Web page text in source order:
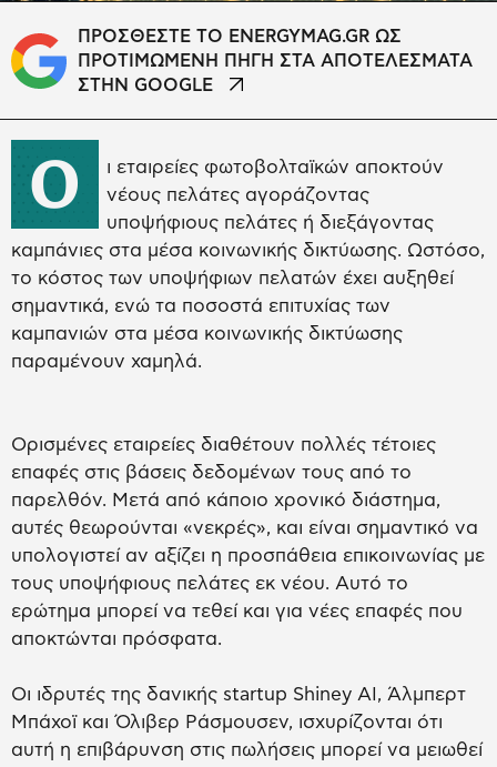
ΠΡΟΣΘΕΣΤΕ ΤΟ ENERGYMAG.GR ΩΣ
ΠΡΟΤΙΜΩΜΕΝΗ ΠΗΓΗ ΣΤΑ ΑΠΟΤΕΛΕΣΜΑΤΑ
ΣΤΗΝ GOOGLE
Ο
ι εταιρείες φωτοβολταϊκών αποκτούν
νέους πελάτες αγοράζοντας
υποψήφιους πελάτες ή διεξάγοντας
καμπάνιες στα μέσα κοινωνικής δικτύωσης. Ωστόσο,
το κόστος των υποψήφιων πελατών έχει αυξηθεί
σημαντικά, ενώ τα ποσοστά επιτυχίας των
καμπανιών στα μέσα κοινωνικής δικτύωσης
παραμένουν χαμηλά.
Ορισμένες εταιρείες διαθέτουν πολλές τέτοιες
επαφές στις βάσεις δεδομένων τους από το
παρελθόν. Μετά από κάποιο χρονικό διάστημα,
αυτές θεωρούνται «νεκρές», και είναι σημαντικό να
υπολογιστεί αν αξίζει η προσπάθεια επικοινωνίας με
τους υποψήφιους πελάτες εκ νέου. Αυτό το
ερώτημα μπορεί να τεθεί και για νέες επαφές που
αποκτώνται πρόσφατα.
Οι ιδρυτές της δανικής startup Shiney AI, Άλμπερτ
Μπάχοϊ και Όλιβερ Ράσμουσεν, ισχυρίζονται ότι
αυτή η επιβάρυνση στις πωλήσεις μπορεί να μειωθεί